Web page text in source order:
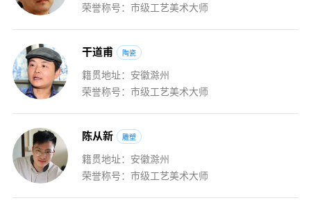
荣誉称号：市级工艺美术大师
干道甫 陶瓷
籍贯地址：安徽滁州
荣誉称号：市级工艺美术大师
陈从新 雕塑
籍贯地址：安徽滁州
荣誉称号：市级工艺美术大师